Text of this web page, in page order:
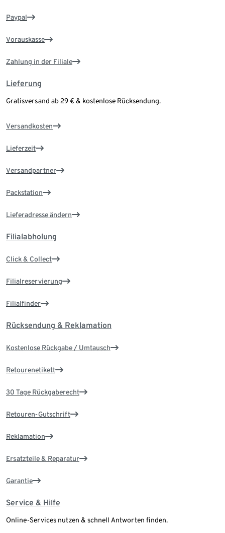
Paypal
Vorauskasse
Zahlung in der Filiale
Lieferung
Gratisversand ab 29 € & kostenlose Rücksendung.
Versandkosten
Lieferzeit
Versandpartner
Packstation
Lieferadresse ändern
Filialabholung
Click & Collect
Filialreservierung
Filialfinder
Rücksendung & Reklamation
Kostenlose Rückgabe / Umtausch
Retourenetikett
30 Tage Rückgaberecht
Retouren-Gutschrift
Reklamation
Ersatzteile & Reparatur
Garantie
Service & Hilfe
Online-Services nutzen & schnell Antworten finden.